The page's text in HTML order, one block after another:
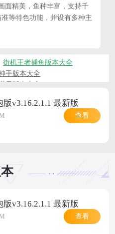
面精美，鱼种丰富，支持千
等特色功能，并设有多种主
是小编自己玩过的，让你
，十分划算，感兴趣的小
街机王者捕鱼版本大全
手版本大全
v3.16.2.1.1 最新版
查看
v3.16.2.1.1 最新版
查看